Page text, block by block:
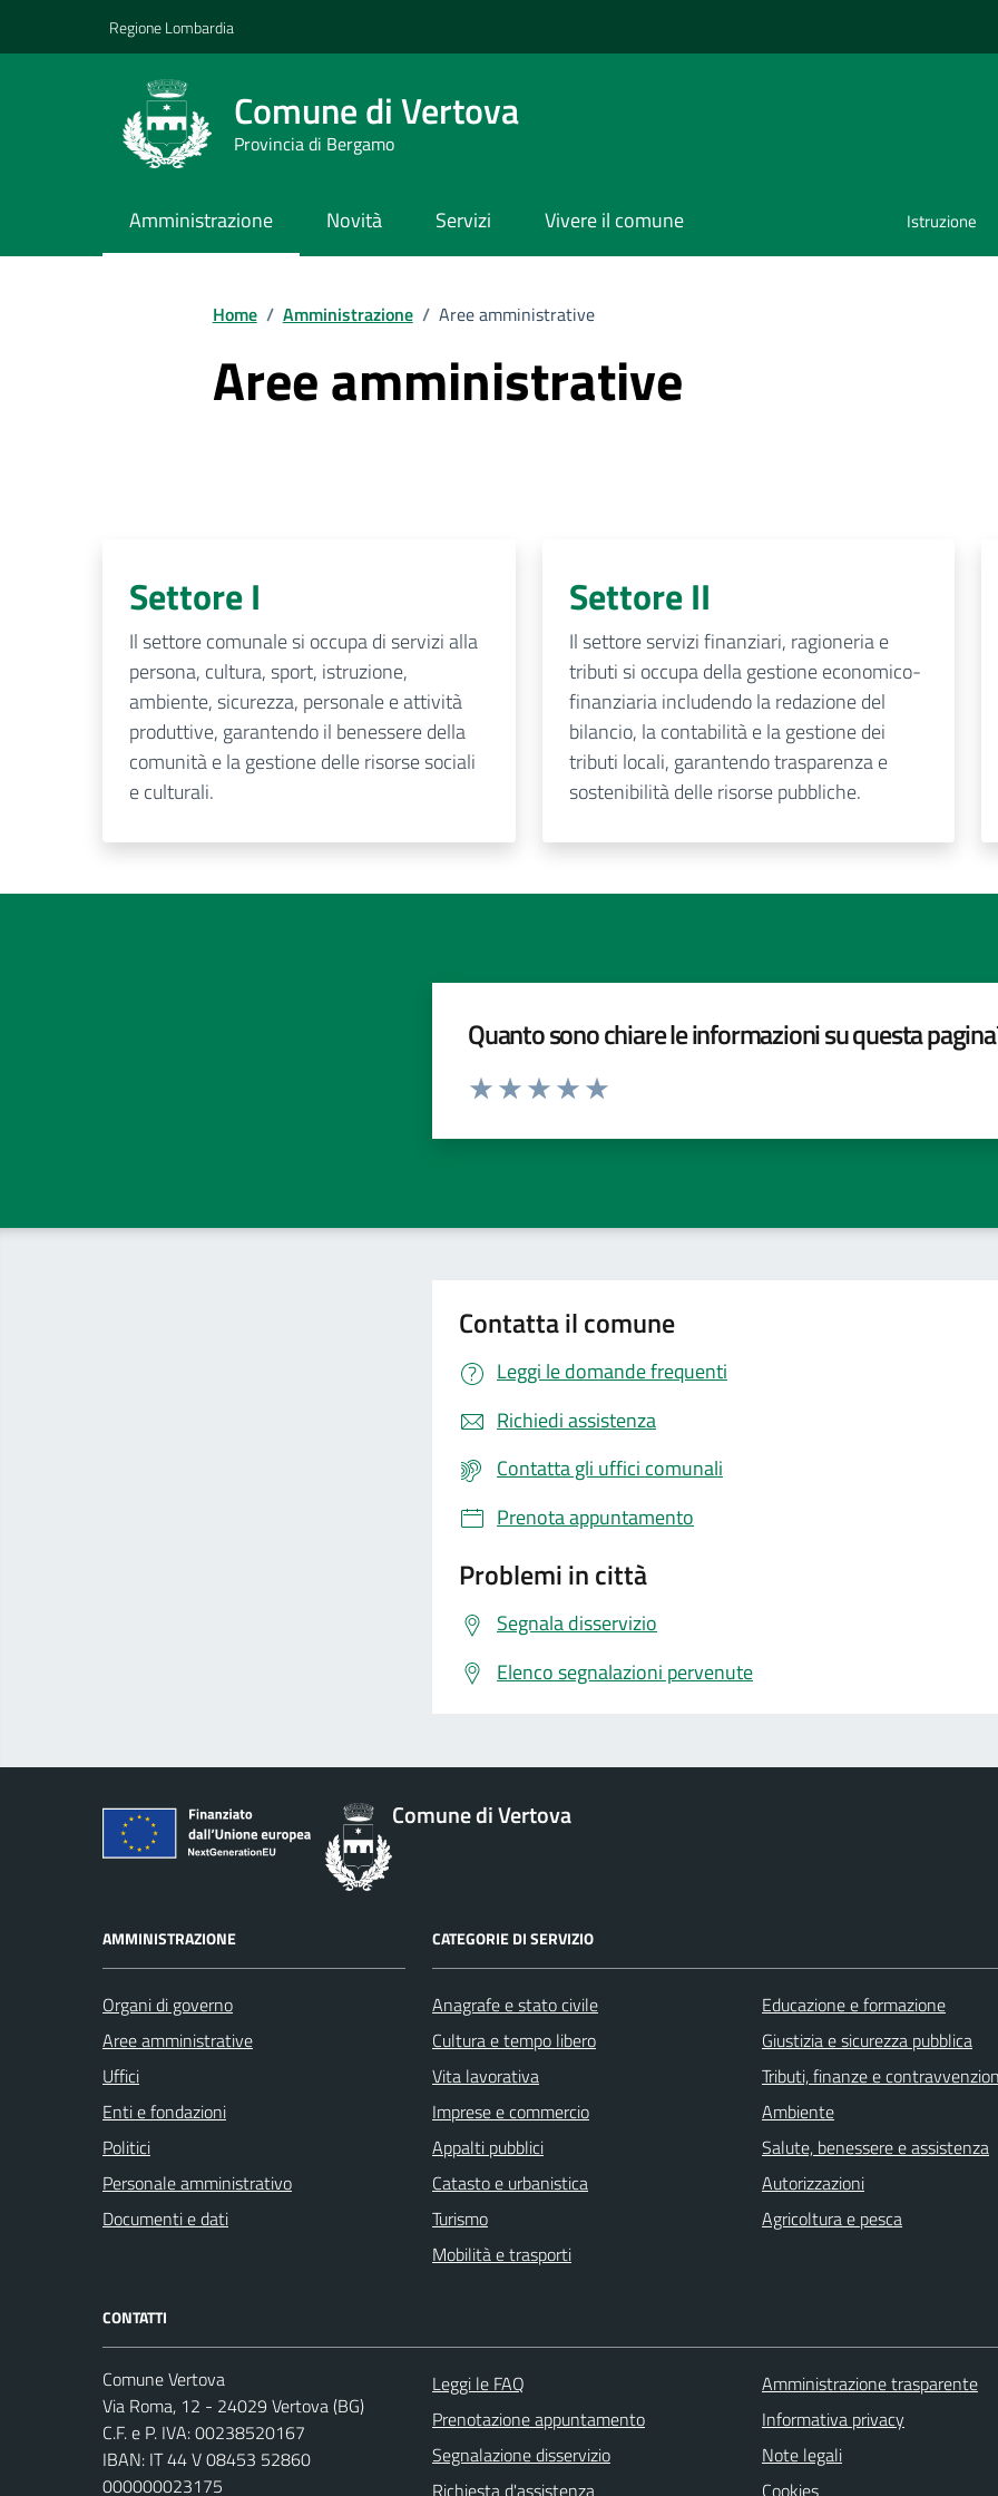
Regione Lombardia
Comune di Vertova
Provincia di Bergamo
Amministrazione Novità Servizi Vivere il comune Istruzione
Home / Amministrazione / Aree amministrative
Aree amministrative
Settore I
Il settore comunale si occupa di servizi alla
persona, cultura, sport, istruzione,
ambiente, sicurezza, personale e attività
produttive, garantendo il benessere della
comunità e la gestione delle risorse sociali
e culturali.
Settore II
Il settore servizi finanziari, ragioneria e
tributi si occupa della gestione economico-
finanziaria includendo la redazione del
bilancio, la contabilità e la gestione dei
tributi locali, garantendo trasparenza e
sostenibilità delle risorse pubbliche.
Quanto sono chiare le informazioni su questa
Valuta da 1 a 5 stelle la pagina
Contatta il comune
Leggi le domande frequenti
Richiedi assistenza
Contatta gli uffici comunali
Prenota appuntamento
Problemi in città
Segnala disservizio
Elenco segnalazioni pervenute
Comune di Vertova
AMMINISTRAZIONE
Organi di governo
Aree amministrative
Uffici
Enti e fondazioni
Politici
Personale amministrativo
Documenti e dati
CATEGORIE DI SERVIZIO
Anagrafe e stato civile
Cultura e tempo libero
Vita lavorativa
Imprese e commercio
Appalti pubblici
Catasto e urbanistica
Turismo
Mobilità e trasporti
Educazione e formazione
Giustizia e sicurezza pubblica
Tributi, finanze e
Ambiente
Salute, benessere e assistenza
Autorizzazioni
Agricoltura e pesca
CONTATTI
Comune Vertova
Via Roma, 12 - 24029 Vertova (BG)
C.F. e P. IVA: 00238520167
IBAN: IT 44 V 08453 52860
000000023175
Leggi le FAQ
Prenotazione appuntamento
Segnalazione disservizio
Amministrazione trasparente
Informativa privacy
Note legali